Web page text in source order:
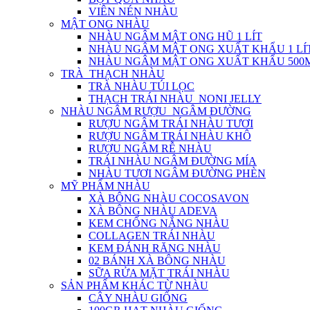
VIÊN NÉN NHÀU
MẬT ONG NHÀU
NHÀU NGÂM MẬT ONG HŨ 1 LÍT
NHÀU NGÂM MẬT ONG XUẤT KHẨU 1
NHÀU NGÂM MẬT ONG XUẤT KHẨU
TRÀ_THẠCH NHÀU
TRÀ NHÀU TÚI LỌC
THẠCH TRÁI NHÀU_NONI JELLY
NHÀU NGÂM RƯỢU_NGÂM ĐƯỜNG
RƯỢU NGÂM TRÁI NHÀU TƯƠI
RƯỢU NGÂM TRÁI NHÀU KHÔ
RƯỢU NGÂM RỄ NHÀU
TRÁI NHÀU NGÂM ĐƯỜNG MÍA
NHÀU TƯƠI NGÂM ĐƯỜNG PHÈN
MỸ PHẨM NHÀU
XÀ BÔNG NHÀU COCOSAVON
XÀ BÔNG NHÀU ADEVA
KEM CHỐNG NẮNG NHÀU
COLLAGEN TRÁI NHÀU
KEM ĐÁNH RĂNG NHÀU
02 BÁNH XÀ BÔNG NHÀU
SỮA RỬA MẶT TRÁI NHÀU
SẢN PHẨM KHÁC TỪ NHÀU
CÂY NHÀU GIỐNG